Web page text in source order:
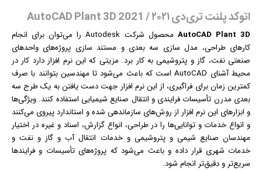
اتوکد پلنت تری‌دی ۲۰۲۱ / AutoCAD Plant 3D 2021
AutoCAD Plant 3D
محصول شرکت Autodesk را می‌‌توان برای انجام
کارهای طراحی، مدل سازی سه بعدی و مستند سازی پروژه‌های واحد‌های
صنعتی نفت، گاز و پتروشیمی به کار برد. مزیتی که ایننرم افزاردارد کار در
محیط آشنای AutoCAD است که باعث می‌شود تا مهندسین بتوانند با صرف
کمترین زمان برای فراگیری، از این نرم افزار جهت دست یافتن به یک طرح سه
بعدی مدرن تأسیسات فرایندی و انتقال صنایع شیمیایی استفاده کنند. ویژگی‌ها
و ابزارهای این نرم افزار از روش‌های سازماندهی شده و استاندارد پیروی می‌کنند
و انواع خدمات و توانایی‌ها را در طراحی، انواع گزارش، اسناد و غیره در اختیار
مهندسان صنایع شیمی و پتروشیمی و خدمات انتقال آب و گاز و نفت و
خدمات شهری قرار داده و باعث می‌شود که پروژه‌های تأسیسات و فرایندها
سریع‌تر و دقیق‌تر انجام شود.